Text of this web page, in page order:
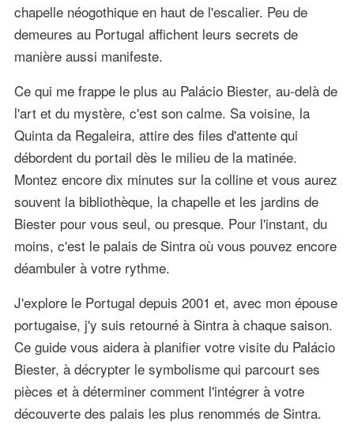
chapelle néogothique en haut de l'escalier. Peu de
demeures au Portugal affichent leurs secrets de
manière aussi manifeste.
Ce qui me frappe le plus au Palácio Biester, au-delà de
l'art et du mystère, c'est son calme. Sa voisine, la
Quinta da Regaleira, attire des files d'attente qui
débordent du portail dès le milieu de la matinée.
Montez encore dix minutes sur la colline et vous aurez
souvent la bibliothèque, la chapelle et les jardins de
Biester pour vous seul, ou presque. Pour l'instant, du
moins, c'est le palais de Sintra où vous pouvez encore
déambuler à votre rythme.
J'explore le Portugal depuis 2001 et, avec mon épouse
portugaise, j'y suis retourné à Sintra à chaque saison.
Ce guide vous aidera à planifier votre visite du Palácio
Biester, à décrypter le symbolisme qui parcourt ses
pièces et à déterminer comment l'intégrer à votre
découverte des palais les plus renommés de Sintra.